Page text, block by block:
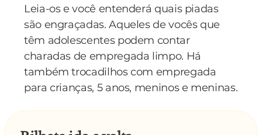
Leia-os e você entenderá quais piadas
são engraçadas. Aqueles de vocês que
têm adolescentes podem contar
charadas de empregada limpo. Há
também trocadilhos com empregada
para crianças, 5 anos, meninos e meninas.